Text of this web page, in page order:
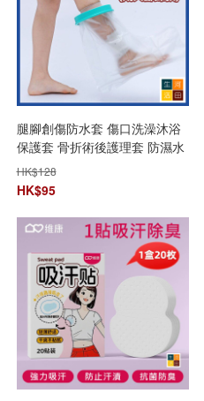
腿腳創傷防水套 傷口洗澡沐浴
保護套 骨折術後護理套 防濕水
套(成人腳踝款)
HK$128
HK$95